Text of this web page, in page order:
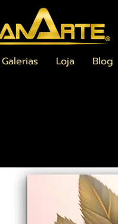
Galerias Loja Blog